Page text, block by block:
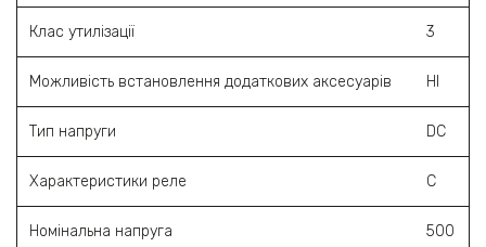
Клас утилізації 3
Можливість встановлення додаткових аксесуарів HI
Тип напруги DC
Характеристики реле C
Номінальна напруга 500